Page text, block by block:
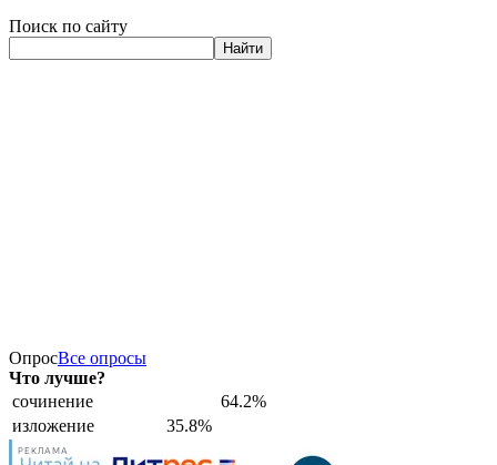
Поиск по сайту
Найти
ОпросВсе опросы
Что лучше?
сочинение
64.2%
изложение
35.8%
РЕКЛАМА